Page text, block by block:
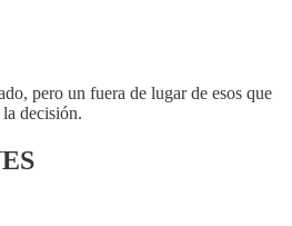
pero un fuera de lugar de esos que
decisión.